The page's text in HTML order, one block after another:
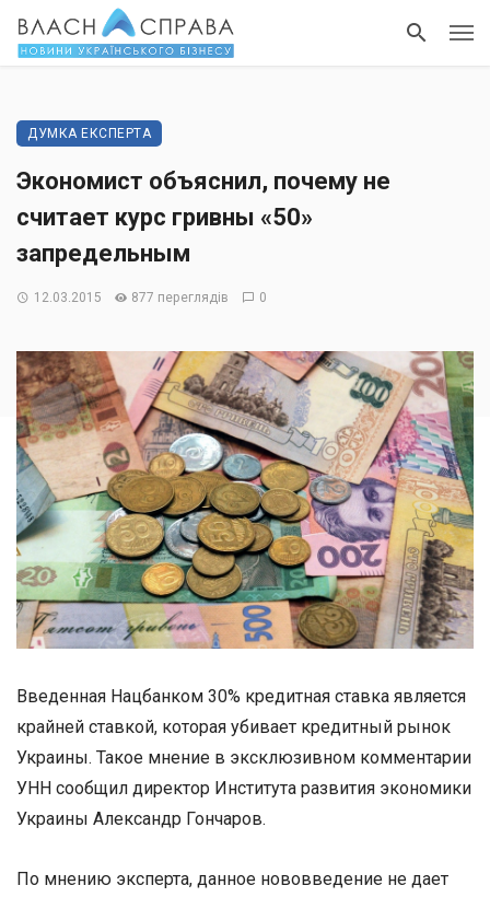
ДУМКА ЕКСПЕРТА
Экономист объяснил, почему не
считает курс гривны «50»
запредельным
12.03.2015 877 переглядів 0
Введенная Нацбанком 30% кредитная ставка является
крайней ставкой, которая убивает кредитный рынок
Украины. Такое мнение в эксклюзивном комментарии
УНН сообщил директор Института развития экономики
Украины Александр Гончаров.
По мнению эксперта, данное нововведение не дает